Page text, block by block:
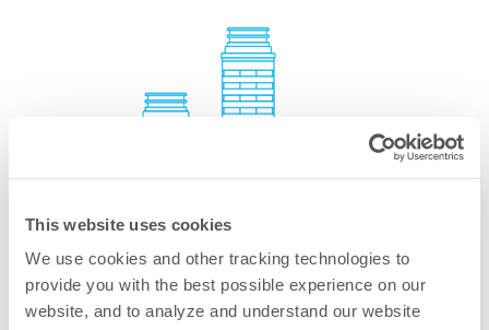
This website uses cookies
We use cookies and other tracking technologies to
provide you with the best possible experience on our
website, and to analyze and understand our website
Cartucce piccole